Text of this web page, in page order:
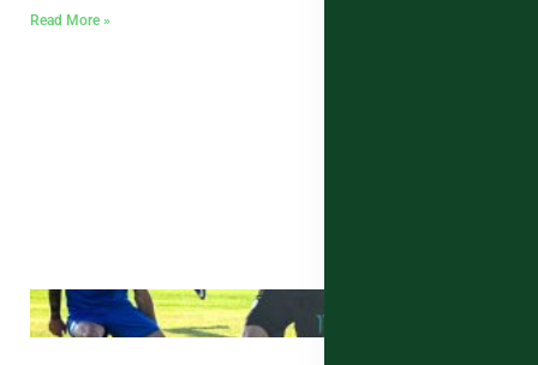
Read More »